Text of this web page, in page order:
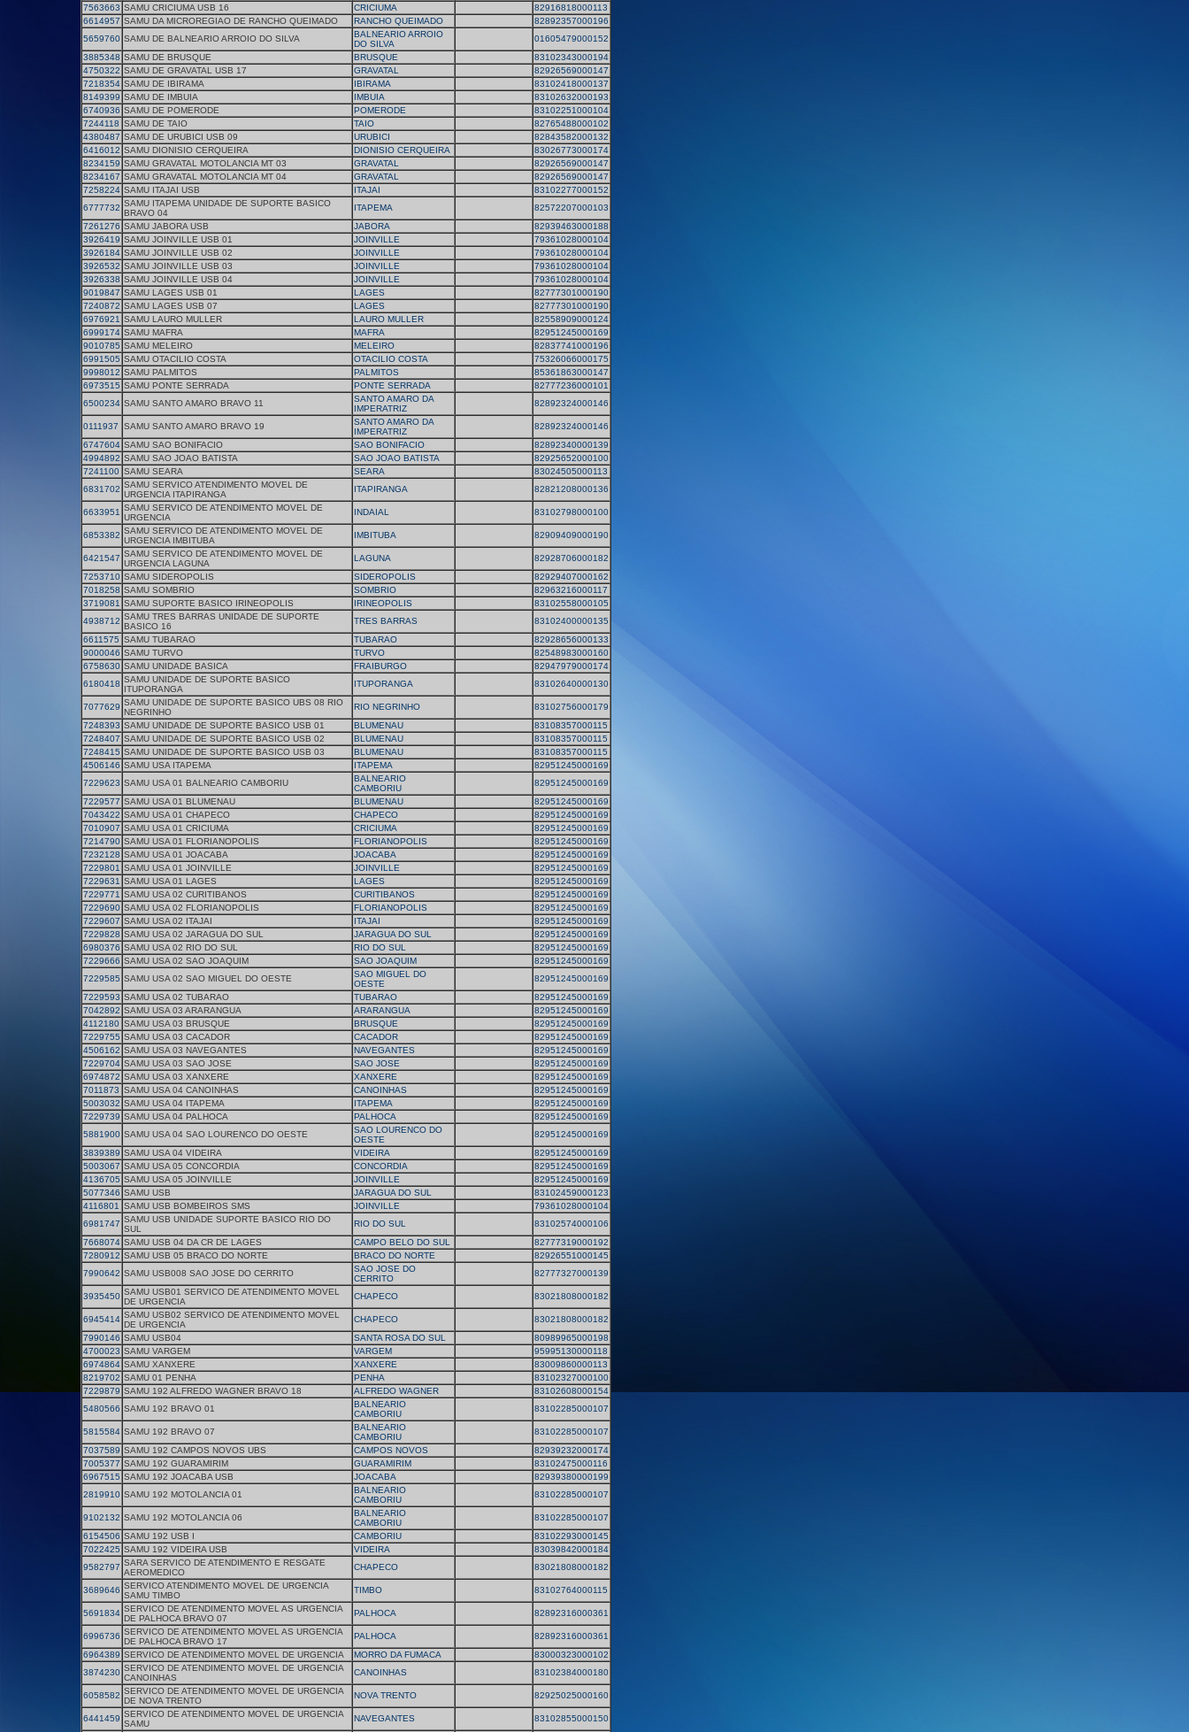
7563663 SAMU CRICIUMA USB 16 CRICIUMA
82916818000113
6614957 SAMU DA MICROREGIAO DE RANCHO QUEIMADO RANCHO QUEIMADO
82892357000196
5659760 SAMU DE BALNEARIO ARROIO DO SILVA
BALNEARIO ARROIO
DO SILVA
01605479000152
3885348 SAMU DE BRUSQUE BRUSQUE
83102343000194
4750322 SAMU DE GRAVATAL USB 17 GRAVATAL
82926569000147
7218354 SAMU DE IBIRAMA IBIRAMA
83102418000137
8149399 SAMU DE IMBUIA IMBUIA
83102632000193
6740936 SAMU DE POMERODE POMERODE
83102251000104
7244118 SAMU DE TAIO TAIO
82765488000102
4380487 SAMU DE URUBICI USB 09 URUBICI
82843582000132
6416012 SAMU DIONISIO CERQUEIRA DIONISIO CERQUEIRA
83026773000174
8234159 SAMU GRAVATAL MOTOLANCIA MT 03 GRAVATAL
82926569000147
8234167 SAMU GRAVATAL MOTOLANCIA MT 04 GRAVATAL
82926569000147
7258224 SAMU ITAJAI USB ITAJAI
83102277000152
6777732 SAMU ITAPEMA UNIDADE DE SUPORTE BASICO
BRAVO 04
ITAPEMA
82572207000103
7261276 SAMU JABORA USB JABORA
82939463000188
3926419 SAMU JOINVILLE USB 01 JOINVILLE
79361028000104
3926184 SAMU JOINVILLE USB 02 JOINVILLE
79361028000104
3926532 SAMU JOINVILLE USB 03 JOINVILLE
79361028000104
3926338 SAMU JOINVILLE USB 04 JOINVILLE
79361028000104
9019847 SAMU LAGES USB 01 LAGES
82777301000190
7240872 SAMU LAGES USB 07 LAGES
82777301000190
6976921 SAMU LAURO MULLER LAURO MULLER
82558909000124
6999174 SAMU MAFRA MAFRA
82951245000169
9010785 SAMU MELEIRO MELEIRO
82837741000196
6991505 SAMU OTACILIO COSTA OTACILIO COSTA
75326066000175
9998012 SAMU PALMITOS PALMITOS
85361863000147
6973515 SAMU PONTE SERRADA PONTE SERRADA
82777236000101
6500234 SAMU SANTO AMARO BRAVO 11
SANTO AMARO DA
IMPERATRIZ
82892324000146
0111937 SAMU SANTO AMARO BRAVO 19
SANTO AMARO DA
IMPERATRIZ
82892324000146
6747604 SAMU SAO BONIFACIO SAO BONIFACIO
82892340000139
4994892 SAMU SAO JOAO BATISTA SAO JOAO BATISTA
82925652000100
7241100 SAMU SEARA SEARA
83024505000113
6831702 SAMU SERVICO ATENDIMENTO MOVEL DE
URGENCIA ITAPIRANGA
ITAPIRANGA 82821208000136
6633951 SAMU SERVICO DE ATENDIMENTO MOVEL DE
URGENCIA
INDAIAL 83102798000100
6853382 SAMU SERVICO DE ATENDIMENTO MOVEL DE
URGENCIA IMBITUBA
IMBITUBA 82909409000190
6421547 SAMU SERVICO DE ATENDIMENTO MOVEL DE
URGENCIA LAGUNA
LAGUNA
82928706000182
7253710 SAMU SIDEROPOLIS SIDEROPOLIS
82929407000162
7018258 SAMU SOMBRIO SOMBRIO
82963216000117
3719081 SAMU SUPORTE BASICO IRINEOPOLIS IRINEOPOLIS
83102558000105
4938712 SAMU TRES BARRAS UNIDADE DE SUPORTE
BASICO 16
TRES BARRAS
83102400000135
6611575 SAMU TUBARAO TUBARAO
82928656000133
9000046 SAMU TURVO TURVO
82548983000160
6758630 SAMU UNIDADE BASICA FRAIBURGO
82947979000174
6180418 SAMU UNIDADE DE SUPORTE BASICO
ITUPORANGA
ITUPORANGA 83102640000130
7077629 SAMU UNIDADE DE SUPORTE BASICO UBS 08 RIO
NEGRINHO
RIO NEGRINHO
83102756000179
7248393 SAMU UNIDADE DE SUPORTE BASICO USB 01 BLUMENAU
83108357000115
7248407 SAMU UNIDADE DE SUPORTE BASICO USB 02 BLUMENAU
83108357000115
7248415 SAMU UNIDADE DE SUPORTE BASICO USB 03 BLUMENAU
83108357000115
4506146 SAMU USA ITAPEMA ITAPEMA
82951245000169
7229623 SAMU USA 01 BALNEARIO CAMBORIU
BALNEARIO
CAMBORIU
82951245000169
7229577 SAMU USA 01 BLUMENAU BLUMENAU
82951245000169
7043422 SAMU USA 01 CHAPECO CHAPECO
82951245000169
7010907 SAMU USA 01 CRICIUMA CRICIUMA
82951245000169
7214790 SAMU USA 01 FLORIANOPOLIS FLORIANOPOLIS
82951245000169
7232128 SAMU USA 01 JOACABA JOACABA
82951245000169
7229801 SAMU USA 01 JOINVILLE JOINVILLE
82951245000169
7229631 SAMU USA 01 LAGES LAGES
82951245000169
7229771 SAMU USA 02 CURITIBANOS CURITIBANOS
82951245000169
7229690 SAMU USA 02 FLORIANOPOLIS FLORIANOPOLIS
82951245000169
7229607 SAMU USA 02 ITAJAI ITAJAI
82951245000169
7229828 SAMU USA 02 JARAGUA DO SUL JARAGUA DO SUL
82951245000169
6980376 SAMU USA 02 RIO DO SUL RIO DO SUL
82951245000169
7229666 SAMU USA 02 SAO JOAQUIM SAO JOAQUIM
82951245000169
7229585 SAMU USA 02 SAO MIGUEL DO OESTE
SAO MIGUEL DO
OESTE
82951245000169
7229593 SAMU USA 02 TUBARAO TUBARAO
82951245000169
7042892 SAMU USA 03 ARARANGUA ARARANGUA
82951245000169
4112180 SAMU USA 03 BRUSQUE BRUSQUE
82951245000169
7229755 SAMU USA 03 CACADOR CACADOR
82951245000169
4506162 SAMU USA 03 NAVEGANTES NAVEGANTES
82951245000169
7229704 SAMU USA 03 SAO JOSE SAO JOSE
82951245000169
6974872 SAMU USA 03 XANXERE XANXERE
82951245000169
7011873 SAMU USA 04 CANOINHAS CANOINHAS
82951245000169
5003032 SAMU USA 04 ITAPEMA ITAPEMA
82951245000169
7229739 SAMU USA 04 PALHOCA PALHOCA
82951245000169
5881900 SAMU USA 04 SAO LOURENCO DO OESTE
SAO LOURENCO DO
OESTE
82951245000169
3839389 SAMU USA 04 VIDEIRA VIDEIRA
82951245000169
5003067 SAMU USA 05 CONCORDIA CONCORDIA
82951245000169
4136705 SAMU USA 05 JOINVILLE JOINVILLE
82951245000169
5077346 SAMU USB JARAGUA DO SUL
83102459000123
4116801
SAMU USB BOMBEIROS SMS JOINVILLE
79361028000104
6981747 SAMU USB UNIDADE SUPORTE BASICO RIO DO
SUL
RIO DO SUL
83102574000106
7668074 SAMU USB 04 DA CR DE LAGES CAMPO BELO DO SUL
82777319000192
7280912 SAMU USB 05 BRACO DO NORTE BRACO DO NORTE
82926551000145
7990642 SAMU USB008 SAO JOSE DO CERRITO
SAO JOSE DO
CERRITO
82777327000139
3935450 SAMU USB01 SERVICO DE ATENDIMENTO MOVEL
DE URGENCIA
CHAPECO 83021808000182
6945414 SAMU USB02 SERVICO DE ATENDIMENTO MOVEL
DE URGENCIA
CHAPECO
83021808000182
7990146 SAMU USB04 SANTA ROSA DO SUL
80989965000198
4700023 SAMU VARGEM VARGEM
95995130000118
6974864 SAMU XANXERE XANXERE
83009860000113
8219702 SAMU 01 PENHA PENHA
83102327000100
7229879 SAMU 192 ALFREDO WAGNER BRAVO 18 ALFREDO WAGNER
83102608000154
5480566 SAMU 192 BRAVO 01
BALNEARIO
CAMBORIU
83102285000107
5815584 SAMU 192 BRAVO 07
BALNEARIO
CAMBORIU
83102285000107
7037589 SAMU 192 CAMPOS NOVOS UBS CAMPOS NOVOS
82939232000174
7005377 SAMU 192 GUARAMIRIM GUARAMIRIM
83102475000116
6967515 SAMU 192 JOACABA USB JOACABA
82939380000199
2819910 SAMU 192 MOTOLANCIA 01
BALNEARIO
CAMBORIU
83102285000107
9102132 SAMU 192 MOTOLANCIA 06
BALNEARIO
CAMBORIU
83102285000107
6154506 SAMU 192 USB I CAMBORIU
83102293000145
7022425 SAMU 192 VIDEIRA USB VIDEIRA
83039842000184
9582797 SARA SERVICO DE ATENDIMENTO E RESGATE
AEROMEDICO
CHAPECO 83021808000182
3689646 SERVICO ATENDIMENTO MOVEL DE URGENCIA
SAMU TIMBO
TIMBO 83102764000115
5691834 SERVICO DE ATENDIMENTO MOVEL AS URGENCIA
DE PALHOCA BRAVO 07
PALHOCA 82892316000361
6996736 SERVICO DE ATENDIMENTO MOVEL AS URGENCIA
DE PALHOCA BRAVO 17
PALHOCA
82892316000361
6964389 SERVICO DE ATENDIMENTO MOVEL DE URGENCIA MORRO DA FUMACA
83000323000102
3874230 SERVICO DE ATENDIMENTO MOVEL DE URGENCIA
CANOINHAS
CANOINHAS 83102384000180
6058582 SERVICO DE ATENDIMENTO MOVEL DE URGENCIA
DE NOVA TRENTO
NOVA TRENTO 82925025000160
6441459 SERVICO DE ATENDIMENTO MOVEL DE URGENCIA
SAMU
NAVEGANTES 83102855000150